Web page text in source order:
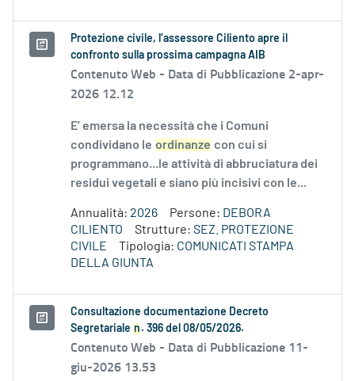
Protezione civile, l’assessore Ciliento apre il
confronto sulla prossima campagna AIB
Contenuto Web - Data di Pubblicazione 2-apr-
2026 12.12
E’ emersa la necessità che i Comuni
condividano le ordinanze con cui si
programmano...le attività di abbruciatura dei
residui vegetali e siano più incisivi con le...
Annualità: 2026 Persone: DEBORA
CILIENTO
Strutture: SEZ. PROTEZIONE
CIVILE
Tipologia: COMUNICATI STAMPA
DELLA GIUNTA
Consultazione documentazione Decreto
Segretariale n . 396 del 08/05/2026.
Contenuto Web - Data di Pubblicazione 11-
giu-2026 13.53